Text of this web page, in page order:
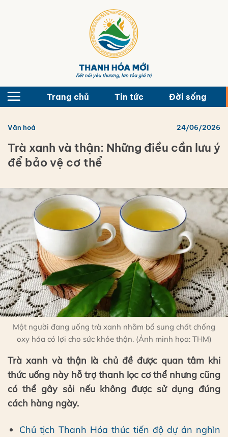
Trang chủ Tin tức Đời sống
Văn hoá 24/06/2026
Trà xanh và thận: Những điều cần lưu ý
để bảo vệ cơ thể
Một người đang uống trà xanh nhằm bổ sung chất chống
oxy hóa có lợi cho sức khỏe thận. (Ảnh minh họa: THM)
Trà xanh và thận là chủ đề được quan tâm khi
thức uống này hỗ trợ thanh lọc cơ thể nhưng cũng
có thể gây sỏi nếu không được sử dụng đúng
cách hàng ngày.
Chủ tịch Thanh Hóa thúc tiến độ dự án nghìn